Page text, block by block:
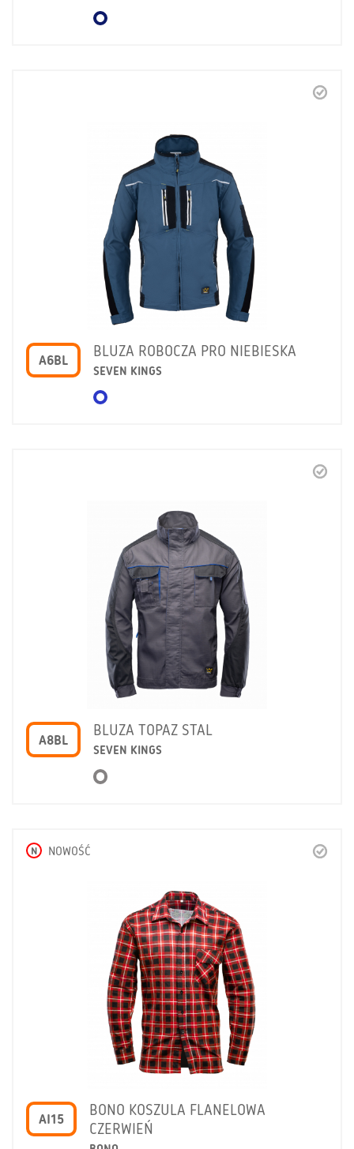
A6BL
BLUZA ROBOCZA PRO NIEBIESKA
SEVEN KINGS
A8BL
BLUZA TOPAZ STAL
SEVEN KINGS
N NOWOŚĆ
AI15
BONO KOSZULA FLANELOWA
CZERWIEŃ